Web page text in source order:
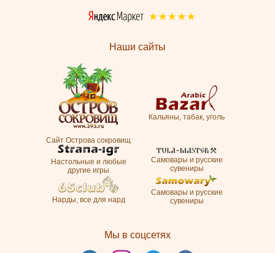
Наши сайты
Сайт Острова сокровищ
Кальяны, табак, уголь
Настольные и любые
другие игры
Самовары и русские
сувениры
Нарды, все для нард
Самовары и русские
сувениры
Мы в соцсетях